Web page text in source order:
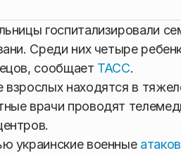
госпитализировали
Среди них четыре
сообщает ТАСС.
взрослых находятся в
врачи проводят
украинские военные